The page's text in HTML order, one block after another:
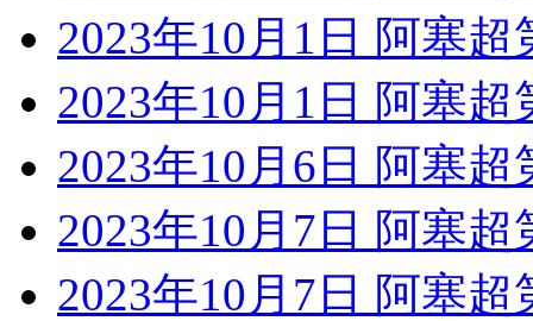
2023年10月1日 阿塞
2023年10月1日 阿塞
2023年10月6日 阿塞
2023年10月7日 阿塞
2023年10月7日 阿塞